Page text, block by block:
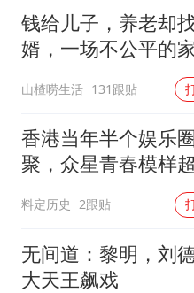
“梅
南昌
中国
钱给儿子，养老却
婿，一场不公平的
山楂唠生活 131跟贴
香港当年半个娱乐
聚，众星青春模样
眼，星爷现身瞬间
料定历史 2跟贴
无间道：黎明，刘
大天王飙戏